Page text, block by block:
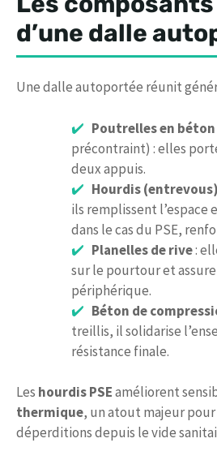
d’une dalle
Une dalle autoportée réunit
Poutrelles en béton
précontraint) : elles
deux appuis.
Hourdis (entrevous)
ils remplissent
dans le cas du PSE,
Planelles de rive:
sur le pourtour et
périphérique.
Béton de
treillis, il solidarise
résistance finale.
Les hourdis PSEaméliorent
thermique, un atout majeur
déperditions depuis le vide